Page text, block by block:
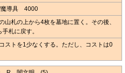
/魔導具 4000
山札の上から4枚を墓地に置く。その後、
札に戻す。
ストを1少なくする。ただし、コストは0